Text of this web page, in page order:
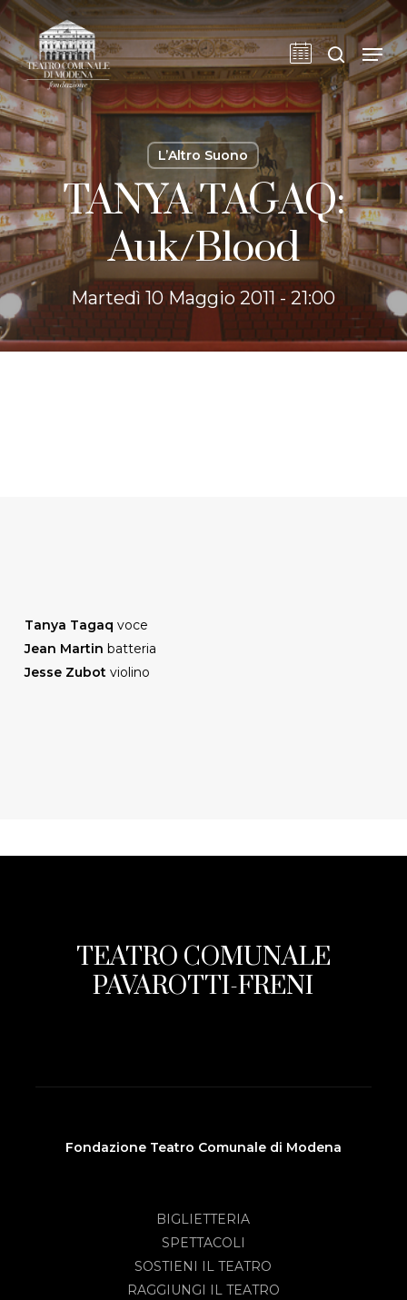
Skip
to
main
content
cerca
L’Altro Suono
TANYA TAGAQ:
Auk/Blood
Martedì 10 Maggio 2011 - 21:00
Tanya Tagaq voce
Jean Martin batteria
Jesse Zubot violino
TEATRO COMUNALE
PAVAROTTI-FRENI
Fondazione Teatro Comunale di Modena
BIGLIETTERIA
SPETTACOLI
SOSTIENI IL TEATRO
RAGGIUNGI IL TEATRO